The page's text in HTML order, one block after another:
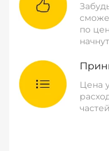
по
Цена